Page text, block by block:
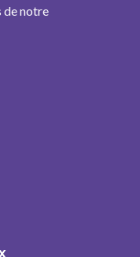
de notre